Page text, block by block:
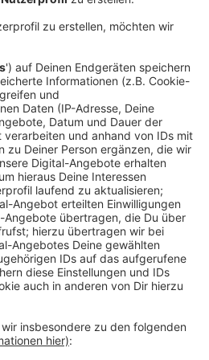
30.07.2022 09:24
dem Marktplatz mit einem
vierten Mal findet der
bislang auch viele Besucher
gelockt. Das belebe die
zusammen. Das zeige,
weiterhin eine große Fan-
die Veranstalter. Der
10 bis 16 Uhr auf dem